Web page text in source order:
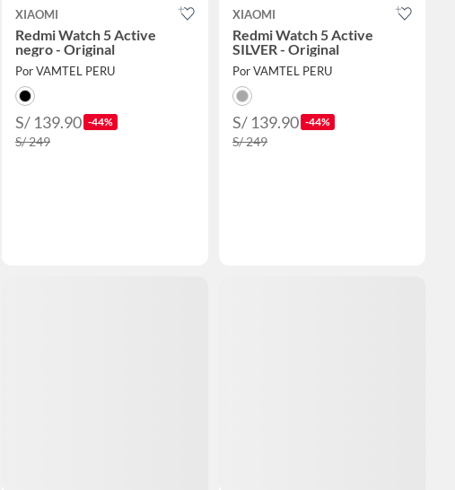
XIAOMI
Redmi Watch 5 Active
negro - Original
Por VAMTEL PERU
S/ 139.90 -44%
S/ 249
XIAOMI
Redmi Watch 5 Active
SILVER - Original
Por VAMTEL PERU
S/ 139.90 -44%
S/ 249